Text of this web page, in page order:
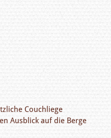
Couchliege
Ausblick auf die Berge